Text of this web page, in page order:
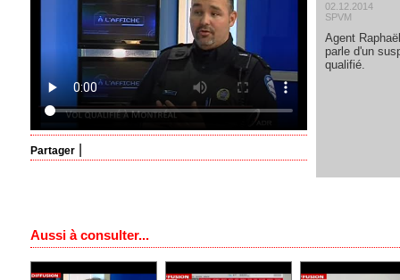
Partager
02.12.2014
SPVM
Agent
parle d'un
qualifié.
Aussi à consulter...